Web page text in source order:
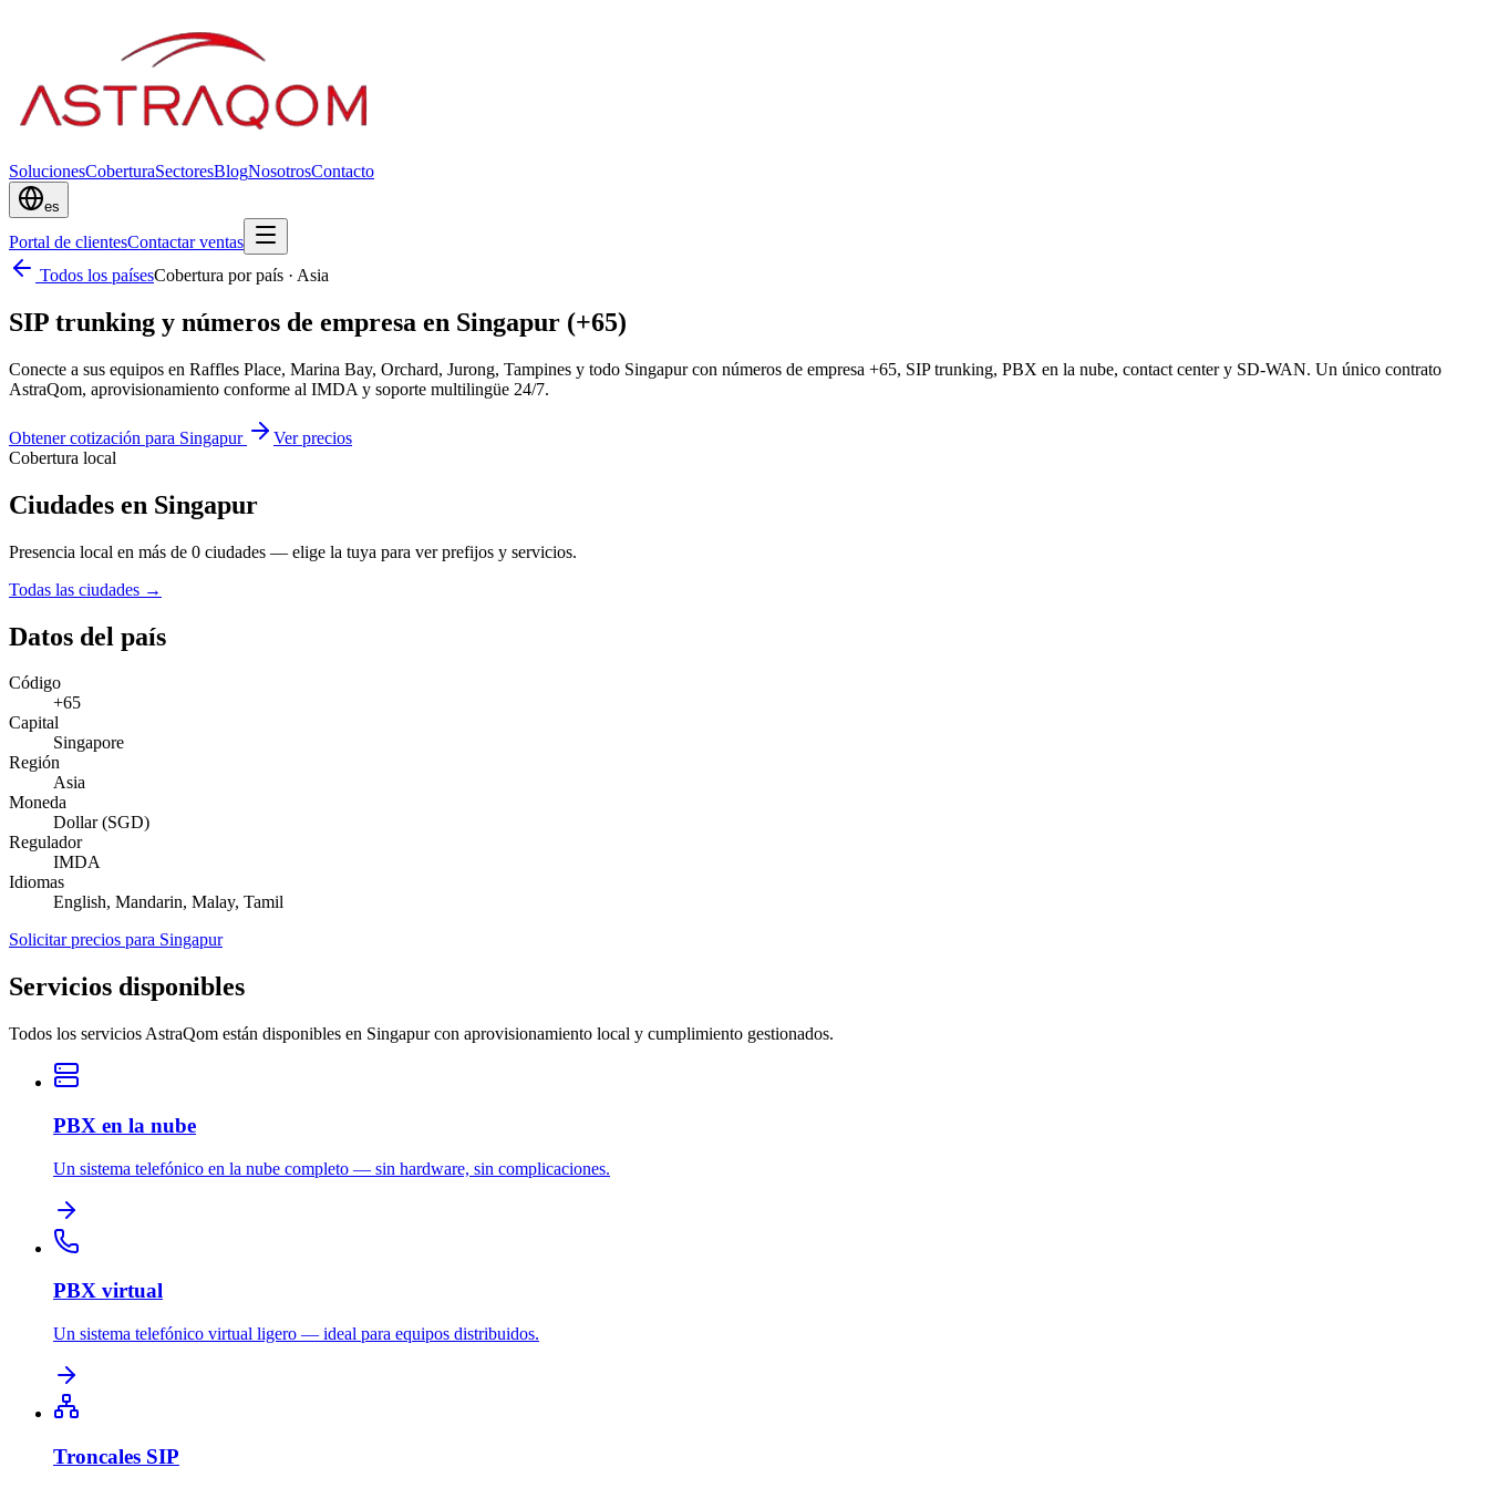
SolucionesCoberturaSectoresBlogNosotrosContacto
es
Portal de clientesContactar ventas
Todos los paísesCobertura por país · Asia
SIP trunking y números de empresa en Singapur (+65)
Conecte a sus equipos en Raffles Place, Marina Bay, Orchard, Jurong, Tampines y todo Singapur con números de empresa +65, SIP trunking, PBX en la nube, contact center y SD-WAN. Un único contrato
AstraQom, aprovisionamiento conforme al IMDA y soporte multilingüe 24/7.
Obtener cotización para Singapur
Ver precios
Cobertura local
Ciudades en Singapur
Presencia local en más de 0 ciudades — elige la tuya para ver prefijos y servicios.
Todas las ciudades →
Datos del país
Código
+65
Capital
Singapore
Región
Asia
Moneda
Dollar (SGD)
Regulador
IMDA
Idiomas
English, Mandarin, Malay, Tamil
Solicitar precios para Singapur
Servicios disponibles
Todos los servicios AstraQom están disponibles en Singapur con aprovisionamiento local y cumplimiento gestionados.
PBX en la nube
Un sistema telefónico en la nube completo — sin hardware, sin complicaciones.
PBX virtual
Un sistema telefónico virtual ligero — ideal para equipos distribuidos.
Troncales SIP